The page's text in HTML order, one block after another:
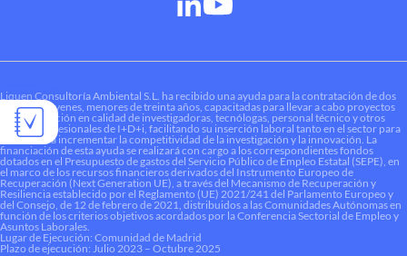
Liquen Consultoría Ambiental S.L. ha recibido una ayuda para la contratación de dos
personas jóvenes, menores de treinta años, capacitadas para llevar a cabo proyectos
de investigación en calidad de investigadoras, tecnólogas, personal técnico y otros
perfiles profesionales de I+D+i, facilitando su inserción laboral tanto en el sector para
contribuir a incrementar la competitividad de la investigación y la innovación. La
financiación de esta ayuda se realizará con cargo a los correspondientes fondos
dotados en el Presupuesto de gastos del Servicio Público de Empleo Estatal (SEPE), en
el marco de los recursos financieros derivados del Instrumento Europeo de
Recuperación (Next Generation UE), a través del Mecanismo de Recuperación y
Resiliencia establecido por el Reglamento (UE) 2021/241 del Parlamento Europeo y
del Consejo, de 12 de febrero de 2021, distribuidos a las Comunidades Autónomas en
función de los criterios objetivos acordados por la Conferencia Sectorial de Empleo y
Asuntos Laborales.
Lugar de Ejecución: Comunidad de Madrid
Plazo de ejecución: Julio 2023 – Octubre 2025